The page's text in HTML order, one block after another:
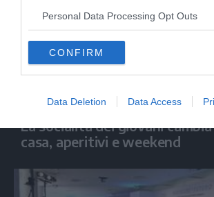
Personal Data Processing Opt Outs
CONFIRM
Data Deletion Data Access
ECONOMIA
La socialità dei giovani
casa, aperitivi e weekend